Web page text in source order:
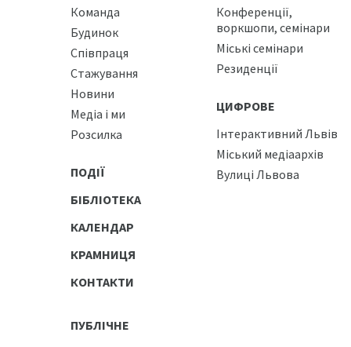
Команда
Будинок
Співпраця
Стажування
Новини
Медіа і ми
Розсилка
ПОДІЇ
БІБЛІОТЕКА
КАЛЕНДАР
КРАМНИЦЯ
КОНТАКТИ
Конференції,
воркшопи, семінари
Міські семінари
Резиденції
ЦИФРОВЕ
Інтерактивний Львів
Міський медіаархів
Вулиці Львова
ПУБЛІЧНЕ